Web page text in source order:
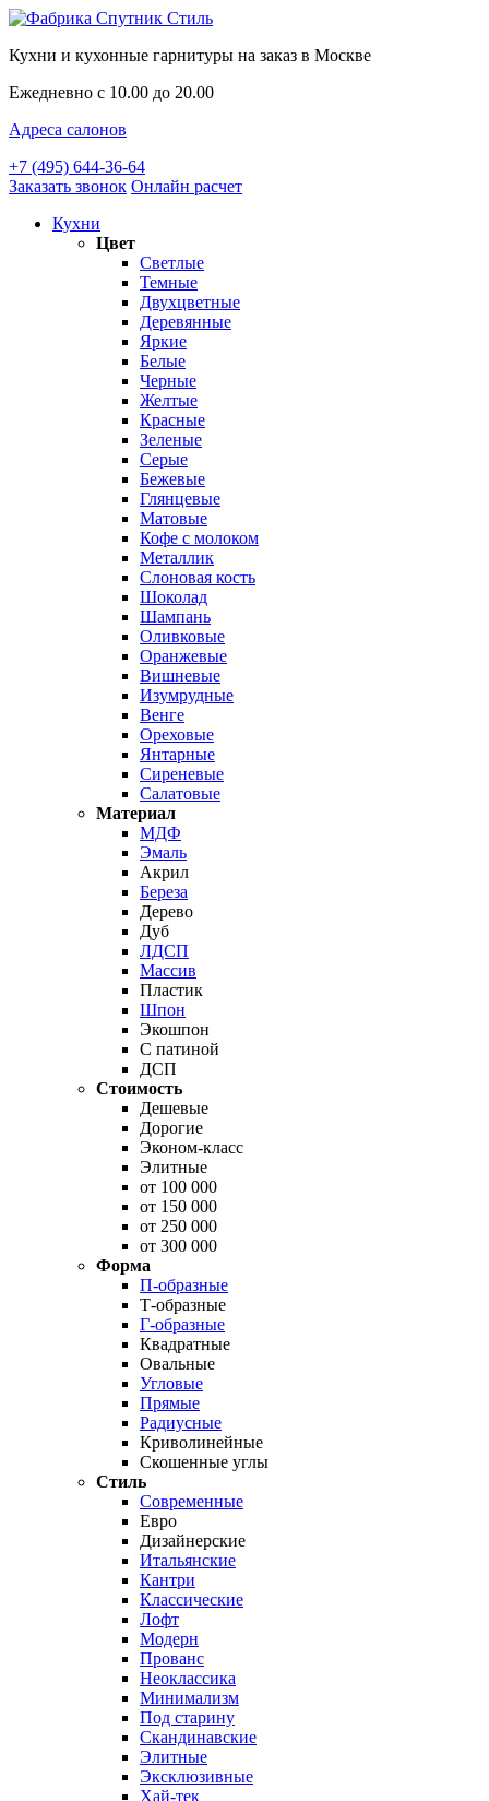
Кухни и кухонные гарнитуры на заказ в Москве
Ежедневно с 10.00 до 20.00
Адреса салонов
+7 (495) 644-36-64
Заказать звонок Онлайн расчет
Кухни
Цвет
Светлые
Темные
Двухцветные
Деревянные
Яркие
Белые
Черные
Желтые
Красные
Зеленые
Серые
Бежевые
Глянцевые
Матовые
Кофе с молоком
Металлик
Слоновая кость
Шоколад
Шампань
Оливковые
Оранжевые
Вишневые
Изумрудные
Венге
Ореховые
Янтарные
Сиреневые
Салатовые
Материал
МДФ
Эмаль
Акрил
Береза
Дерево
Дуб
ЛДСП
Массив
Пластик
Шпон
Экошпон
С патиной
ДСП
Стоимость
Дешевые
Дорогие
Эконом-класс
Элитные
от 100 000
от 150 000
от 250 000
от 300 000
Форма
П-образные
Т-образные
Г-образные
Квадратные
Овальные
Угловые
Прямые
Радиусные
Криволинейные
Скошенные углы
Стиль
Современные
Евро
Дизайнерские
Итальянские
Кантри
Классические
Лофт
Модерн
Прованс
Неоклассика
Минимализм
Под старину
Скандинавские
Элитные
Эксклюзивные
Хай-тек